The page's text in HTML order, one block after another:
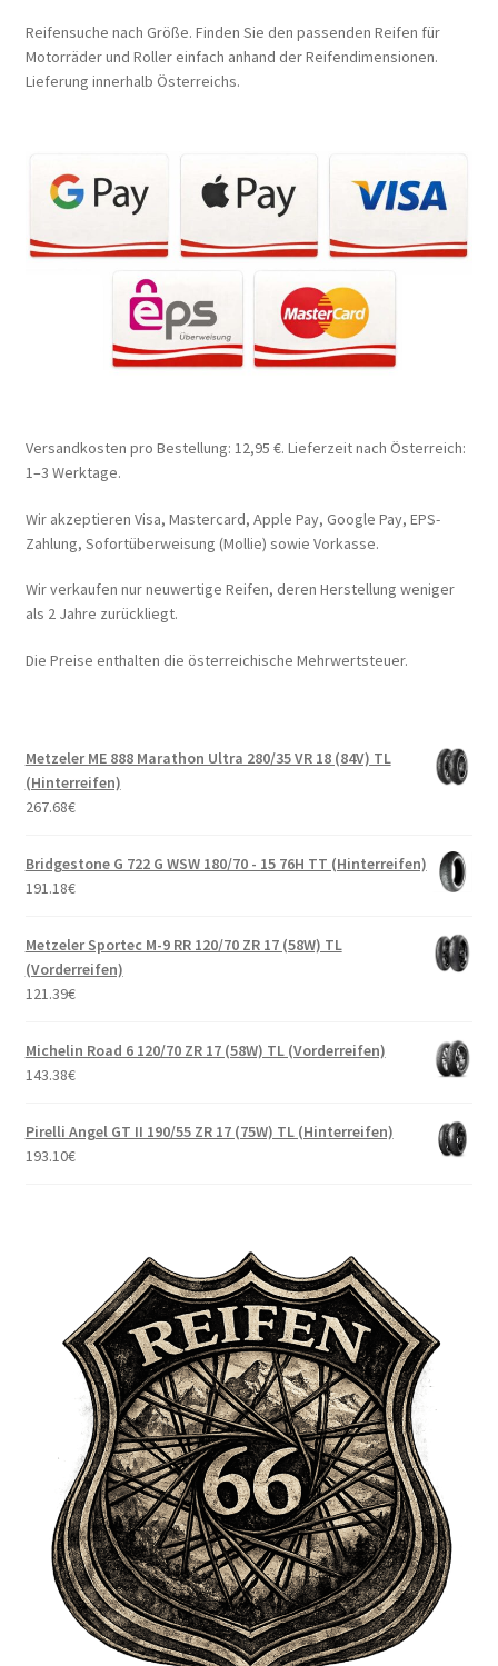
Reifensuche nach Größe. Finden Sie den passenden Reifen für
Motorräder und Roller einfach anhand der Reifendimensionen.
Lieferung innerhalb Österreichs.
Versandkosten pro Bestellung: 12,95 €. Lieferzeit nach Österreich:
1–3 Werktage.
Wir akzeptieren Visa, Mastercard, Apple Pay, Google Pay, EPS-
Zahlung, Sofortüberweisung (Mollie) sowie Vorkasse.
Wir verkaufen nur neuwertige Reifen, deren Herstellung weniger
als 2 Jahre zurückliegt.
Die Preise enthalten die österreichische Mehrwertsteuer.
Metzeler ME 888 Marathon Ultra 280/35 VR 18 (84V) TL
(Hinterreifen)
267.68€
Bridgestone G 722 G WSW 180/70 - 15 76H TT (Hinterreifen)
191.18€
Metzeler Sportec M-9 RR 120/70 ZR 17 (58W) TL
(Vorderreifen)
121.39€
Michelin Road 6 120/70 ZR 17 (58W) TL (Vorderreifen)
143.38€
Pirelli Angel GT II 190/55 ZR 17 (75W) TL (Hinterreifen)
193.10€